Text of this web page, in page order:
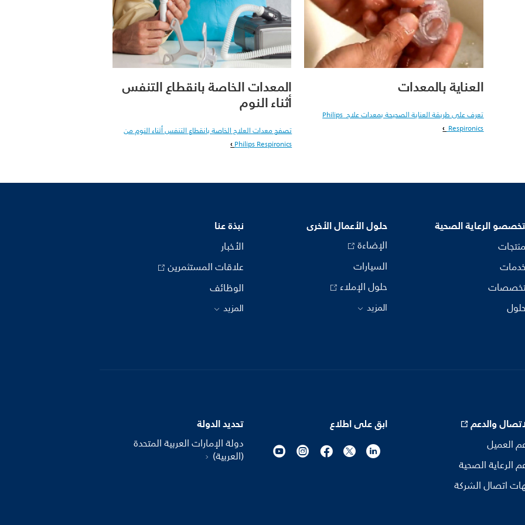
المعدات الخاصة بانقطاع التنفس
أثناء النوم
تصفح معدات العلاج الخاصة بانقطاع التنفس أثناء النوم من
Philips Respironics
العناية بالمعدات
تعرف على طريقة العناية الصحيحة بمعدات علاج Philips
Respironics
الرعاية الصحية حلول الأعمال الأخرى
الإضاءة
السيارات
حلول الإملاء
المزيد
نبذة عنا
الأخبار
علاقات المستثمرين
الوظائف
المزيد
والدعم
العميل
الرعاية الصحية
اتصال الشركة
ابق على اطلاع تحديد الدولة
دولة الإمارات العربية المتحدة
(العربية)